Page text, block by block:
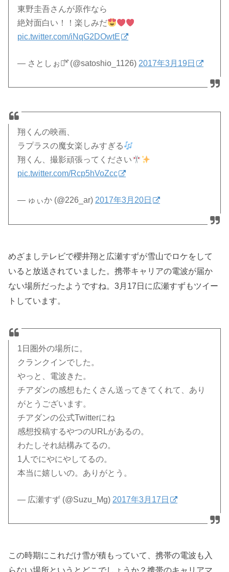
東野圭吾さんが原作なら
絶対面白い！！楽しみだ
pic.twitter.com/iNqG2DOwtE
— さとしぉ⋆͛*͛ (@satoshio_1126) 2017年3月19日
翔くんの映画、
ラプラスの魔女楽しみすぎる
翔くん、撮影頑張ってください
pic.twitter.com/Rcp5hVoZcc
— ゅぃか (@226_ar) 2017年3月20日
めざましテレビで櫻井翔と広瀬すずが雪山でロケをして
いると放送されていました。携帯キャリアの電波が届か
ない場所だったようですね。3月17日に広瀬すずもツイー
トしています。
1日圏外の場所に。
クランクインでした。
やっと、電波きた。
チアダンの感想もたくさん送ってきてくれて、あり
がとうございます。
チアダンの公式Twitterにね
感想投稿するやつのURLがあるの。
わたしそれ結構みてるの。
1人でにやにやしてるの。
本当に嬉しいの。ありがとう。
— 広瀬すず (@Suzu_Mg) 2017年3月17日
この時期にこれだけ雪が積もっていて、携帯の電波も入
らない場所というとどこでしょうか？携帯のキャリアマ